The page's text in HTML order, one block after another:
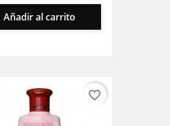
Añadir al carrito
favorite_border